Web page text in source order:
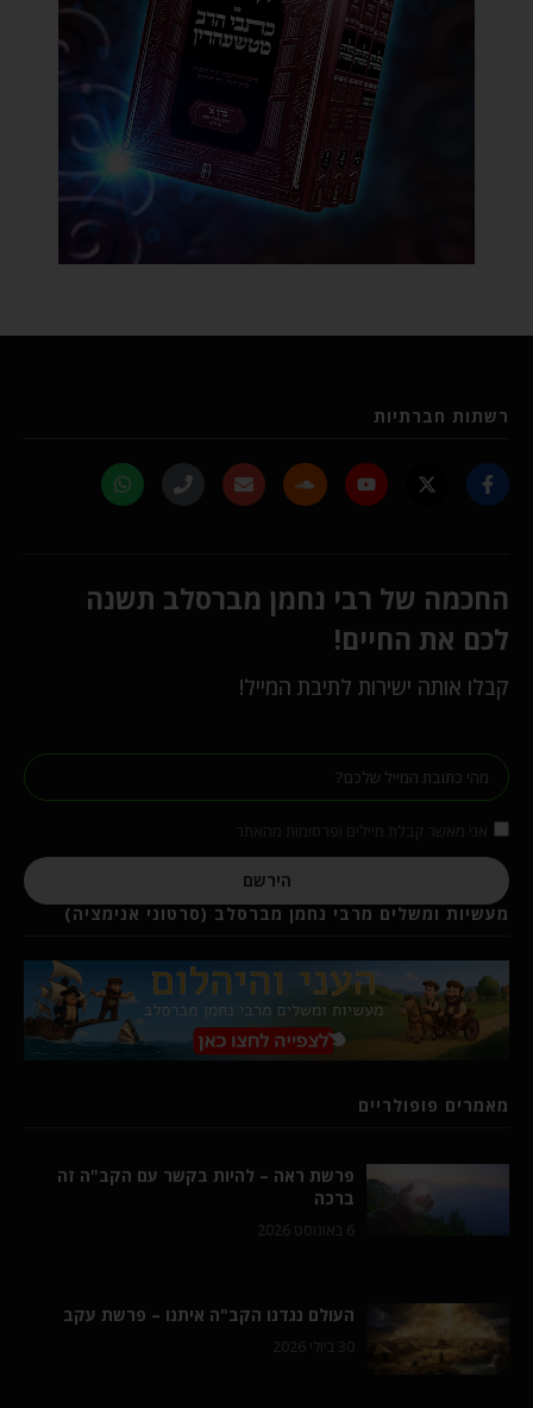
רשתות חברתיות
החכמה של רבי נחמן מברסלב תשנה
לכם את החיים!
קבלו אותה ישירות לתיבת המייל!
הירשם
מעשיות ומשלים מרבי נחמן מברסלב (סרטוני אנימציה)
מאמרים פופולריים
פרשת ראה – להיות בקשר עם הקב"ה זה
ברכה
6 באוגוסט 2026
העולם נגדנו הקב"ה איתנו – פרשת עקב
30 ביולי 2026